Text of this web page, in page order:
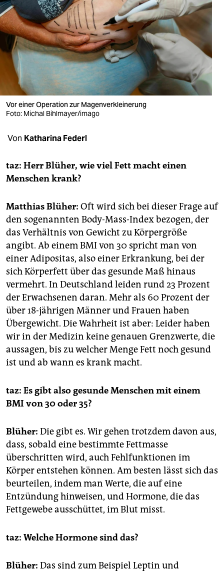
wahrheit
verlag
verlag
veranstaltungen
shop
fragen & hilfe
genossenschaft
Vor einer Operation zur Magenverkleinerung
Foto: Michal Bihlmayer/imago
Von Katharina Federl
taz: Herr Blüher, wie viel Fett macht einen
Menschen krank?
Matthias Blüher: Oft wird sich bei dieser Frage auf
den sogenannten Body-Mass-Index bezogen, der
das Verhältnis von Gewicht zu Körpergröße
angibt. Ab einem BMI von 30 spricht man von
einer Adipositas, also einer Erkrankung, bei der
sich Körperfett über das gesunde Maß hinaus
vermehrt. In Deutschland leiden rund 23 Prozent
der Erwachsenen daran. Mehr als 60 Prozent der
über 18-jährigen Männer und Frauen haben
Übergewicht. Die Wahrheit ist aber: Leider haben
wir in der Medizin keine genauen Grenzwerte, die
aussagen, bis zu welcher Menge Fett noch gesund
ist und ab wann es krank macht.
taz: Es gibt also gesunde Menschen mit einem
BMI von 30 oder 35?
Blüher: Die gibt es. Wir gehen trotzdem davon aus,
dass, sobald eine bestimmte Fettmasse
überschritten wird, auch Fehlfunktionen im
Körper entstehen können. Am besten lässt sich das
beurteilen, indem man Werte, die auf eine
Entzündung hinweisen, und Hormone, die das
Fettgewebe ausschüttet, im Blut misst.
taz: Welche Hormone sind das?
Blüher: Das sind zum Beispiel Leptin und